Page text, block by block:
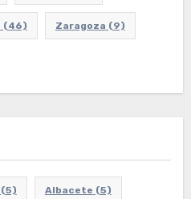
(46) Zaragoza (9)
(5) Albacete (5)